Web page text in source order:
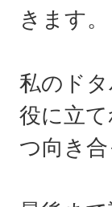
きます。
私のド
役に立
つ向き